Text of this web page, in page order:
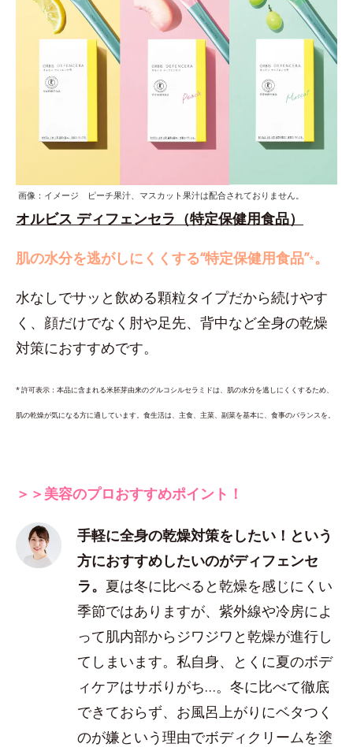
画像：イメージ ピーチ果汁、マスカット果汁は配合されておりません。
オルビス ディフェンセラ（特定保健用食品）
肌の水分を逃がしにくくする“特定保健用食品”*。
水なしでサッと飲める顆粒タイプだから続けやす
く、顔だけでなく肘や足先、背中など全身の乾燥
対策におすすめです。
* 許可表示：本品に含まれる米胚芽由来のグルコシルセラミドは、肌の水分を逃しにくくするため、
肌の乾燥が気になる方に適しています。食生活は、主食、主菜、副菜を基本に、食事のバランスを。
＞＞美容のプロおすすめポイント！
手軽に全身の乾燥対策をしたい！という
方におすすめしたいのがディフェンセ
ラ。 夏は冬に比べると乾燥を感じにくい
季節ではありますが、紫外線や冷房によ
って肌内部からジワジワと乾燥が進行し
てしまいます。私自身、とくに夏のボデ
ィケアはサボりがち…。冬に比べて徹底
できておらず、お風呂上がりにベタつく
のが嫌という理由でボディクリームを塗